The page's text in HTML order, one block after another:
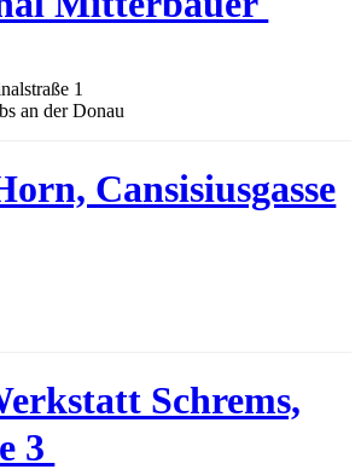
1
an der Donau
Cansisiusgasse
Schrems,
3